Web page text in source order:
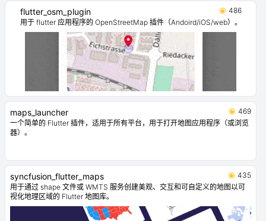
flutter_osm_plugin
486
用于 flutter 应用程序的 OpenStreetMap 插件（Andoird/iOS/web）。
maps_launcher
469
一个简单的 Flutter 插件，适用于所有平台，用于打开地图应用程序（或浏览
器）。
syncfusion_flutter_maps
435
用于通过 shape 文件或 WMTS 服务创建美观、交互和可自定义的地图以可
视化地理区域的 Flutter 地图库。